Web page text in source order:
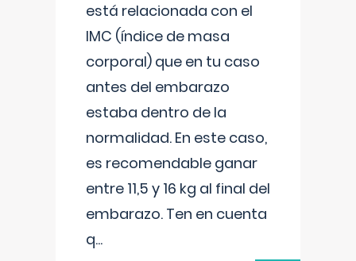
está relacionada con el
IMC (índice de masa
corporal) que en tu caso
antes del embarazo
estaba dentro de la
normalidad. En este caso,
es recomendable ganar
entre 11,5 y 16 kg al final del
embarazo. Ten en cuenta
q...